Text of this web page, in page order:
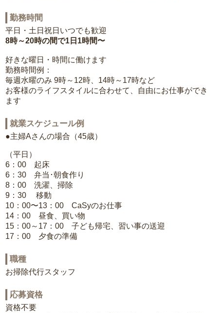
勤務時間
平日・土日祝日いつでも歓迎
8時～20時の間で1日1時間〜
好きな曜日・時間に働けます
勤務時間例：
毎週水曜のみ 9時～12時、14時～17時など
お客様のライフスタイルに合わせて、自由にお仕事ができ
ます
就業スケジュール例
●主婦Aさんの場合（45歳）
（平日）
6：00 起床
6：30 弁当･朝食作り
8：00 洗濯、掃除
9：30 移動
10：00〜13：00 CaSyのお仕事
14：00 昼食、買い物
15：00～17：00 子ども帰宅、習い事の送迎
17：00 夕食の準備
職種
お掃除代行スタッフ
応募資格
資格不要